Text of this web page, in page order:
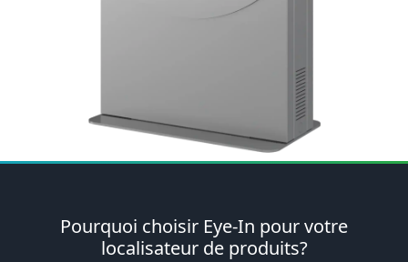
Pourquoi choisir Eye-In pour votre
localisateur de produits?